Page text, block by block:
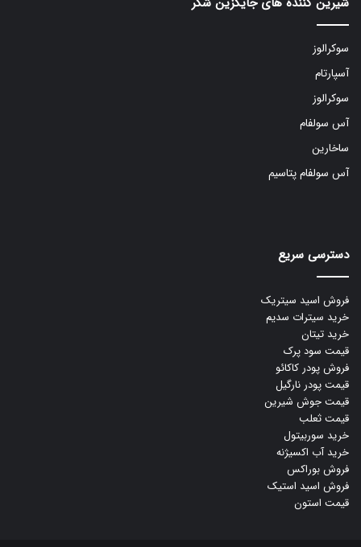
سوکرالوز
آسپارتام
سوکرالوز
آس سولفام
ساخارین
آس سولفام پتاسیم
دسترسی سریع
فروش اسید سیتریک
خرید سیترات سدیم
خرید تیتان
قیمت سود پرک
فروش پودر کاکائو
قیمت پودر نارگیل
قیمت جوش شیرین
قیمت ثعلب
خرید سوربیتول
خرید آب اکسیژنه
فروش بوراکس
فروش اسید استیک
قیمت استون